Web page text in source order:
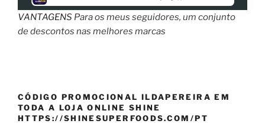
VANTAGENS Para os meus seguidores, um conjunto
de descontos nas melhores marcas
CÓDIGO PROMOCIONAL ILDAPEREIRA EM
TODA A LOJA ONLINE SHINE
HTTPS://SHINESUPERFOODS.COM/PT